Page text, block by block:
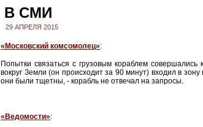
В СМИ
29 АПРЕЛЯ 2015
«Московский комсомолец»:
Попытки связаться с грузовым кораблем
вокруг Земли (он происходит за 90 минут) входил в
они были тщетны, - корабль не отвечал на запросы.
«Ведомости»: